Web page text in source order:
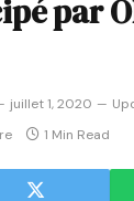
par
juillet 1, 2020
1 Min Read